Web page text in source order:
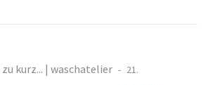
kurz... | waschatelier 21.